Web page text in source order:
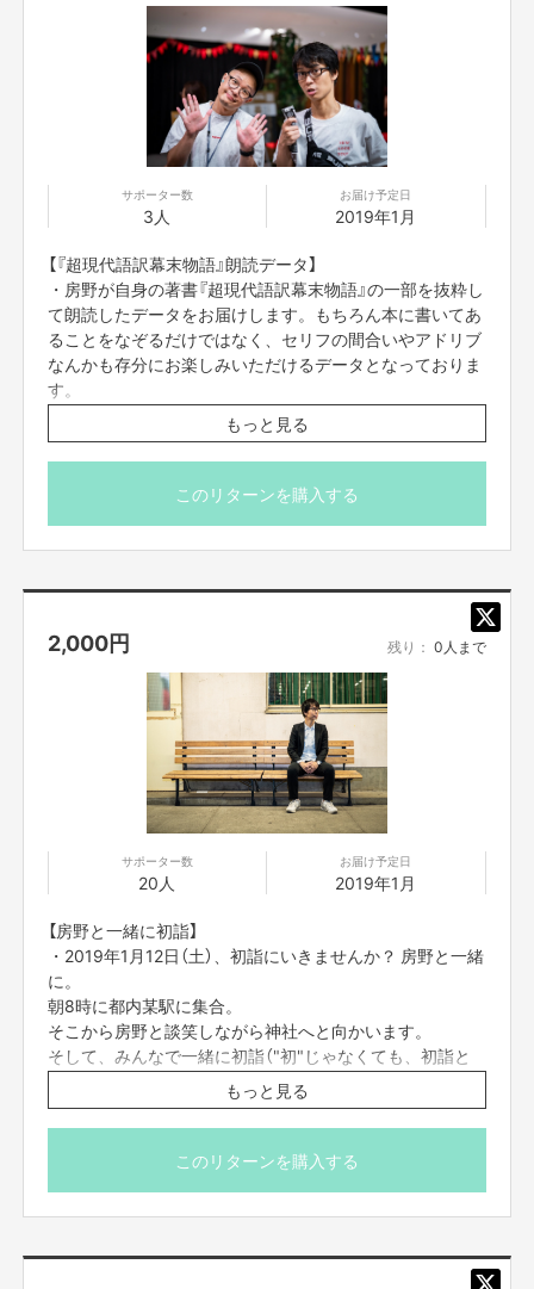
サポーター数
3人
お届け予定日
2019年1月
【『超現代語訳幕末物語』朗読データ】
・房野が自身の著書『超現代語訳幕末物語』の一部を抜粋し
て朗読したデータをお届けします。もちろん本に書いてあ
ることをなぞるだけではなく、セリフの間合いやアドリブ
なんかも存分にお楽しみいただけるデータとなっておりま
す。
※朗読は書籍全部ではございません。本の中の一部分とさ
せていただきます。何卒ご了承ください。
もっと見る
このリターンを購入する
2,000円 残り： 0人まで
サポーター数
20人
お届け予定日
2019年1月
【房野と一緒に初詣】
・2019年1月12日（土）、初詣にいきませんか？ 房野と一緒
に。
朝8時に都内某駅に集合。
そこから房野と談笑しながら神社へと向かいます。
そして、みんなで一緒に初詣（"初"じゃなくても、初詣と
いうことで）。
※所要時間は約1時間です。
※集合場所は、リターンをご購入された方にメールでお伝
もっと見る
このリターンを購入する